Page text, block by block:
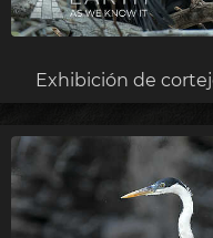
Exhibición de